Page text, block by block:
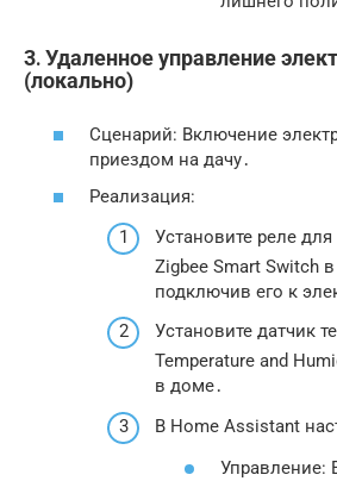
3․ Удаленное управление
(локально)
Сценарий: Включение
приездом на дачу․
Реализация:
Установите реле
Zigbee Smart Switch
подключив его к
Установите датчик
Temperature and
в доме․
В Home Assistant
Управление: